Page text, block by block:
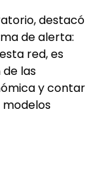
destacó
de alerta:
red, es
las
y contar